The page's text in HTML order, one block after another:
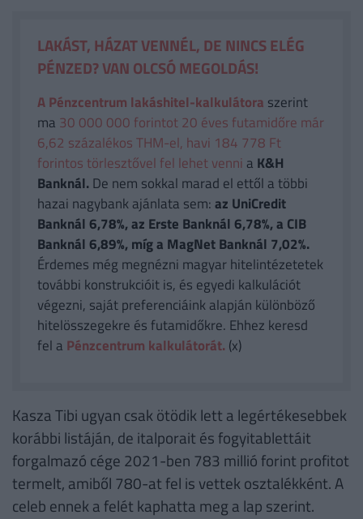
LAKÁST, HÁZAT VENNÉL, DE NINCS ELÉG
PÉNZED? VAN OLCSÓ MEGOLDÁS!
A Pénzcentrum lakáshitel-kalkulátora szerint
ma 30 000 000 forintot 20 éves futamidőre már
6,62 százalékos THM-el, havi 184 778 Ft
forintos törlesztővel fel lehet venni a K&H
Banknál.De nem sokkal marad el ettől a többi
hazai nagybank ajánlata sem:az UniCredit
Banknál 6,78%, az Erste Banknál 6,78%, a CIB
Banknál 6,89%, míg a MagNet Banknál 7,02%.
Érdemes még megnézni magyar hitelintézetetek
további konstrukcióit is, és egyedi kalkulációt
végezni, saját preferenciáink alapján különböző
hitelösszegekre és futamidőkre. Ehhez keresd
fel a Pénzcentrum kalkulátorát. (x)
Kasza Tibi ugyan csak ötödik lett a legértékesebbek
korábbi listáján, de italporait és fogyitablettáit
forgalmazó cége 2021-ben 783 millió forint profitot
termelt, amiből 780-at fel is vettek osztalékként. A
celeb ennek a felét kaphatta meg a lap szerint.